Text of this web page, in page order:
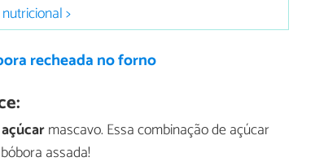
>
recheada no forno
mascavo. Essa combinação de açúcar
assada!